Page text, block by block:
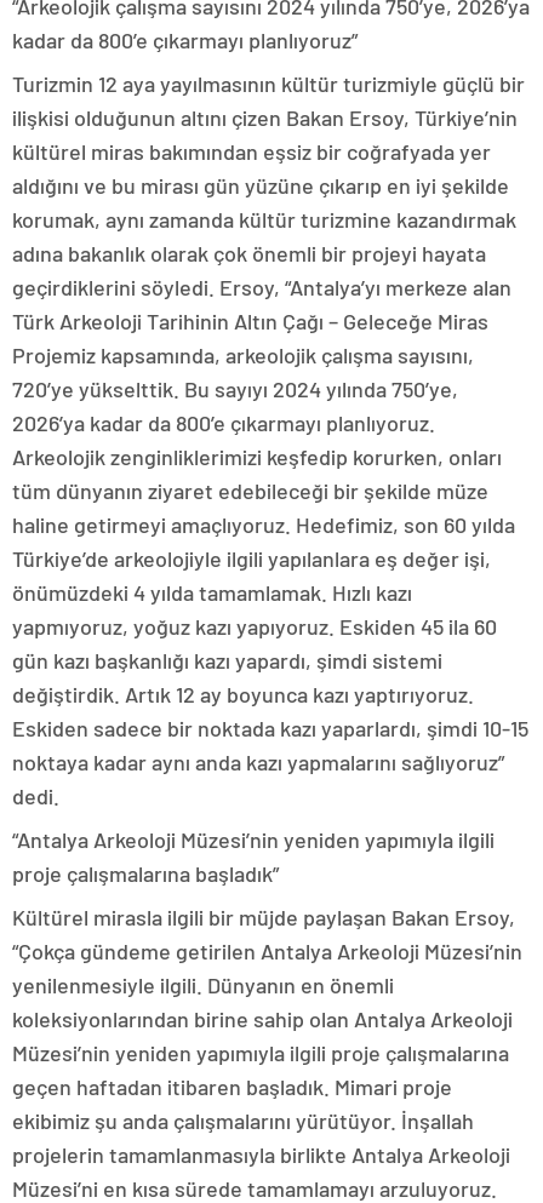
“Arkeolojik çalışma sayısını 2024 yılında 750’ye, 2026’ya
kadar da 800’e çıkarmayı planlıyoruz”
Turizmin 12 aya yayılmasının kültür turizmiyle güçlü bir
ilişkisi olduğunun altını çizen Bakan Ersoy, Türkiye’nin
kültürel miras bakımından eşsiz bir coğrafyada yer
aldığını ve bu mirası gün yüzüne çıkarıp en iyi şekilde
korumak, aynı zamanda kültür turizmine kazandırmak
adına bakanlık olarak çok önemli bir projeyi hayata
geçirdiklerini söyledi. Ersoy, “Antalya’yı merkeze alan
Türk Arkeoloji Tarihinin Altın Çağı – Geleceğe Miras
Projemiz kapsamında, arkeolojik çalışma sayısını,
720’ye yükselttik. Bu sayıyı 2024 yılında 750’ye,
2026’ya kadar da 800’e çıkarmayı planlıyoruz.
Arkeolojik zenginliklerimizi keşfedip korurken, onları
tüm dünyanın ziyaret edebileceği bir şekilde müze
haline getirmeyi amaçlıyoruz. Hedefimiz, son 60 yılda
Türkiye’de arkeolojiyle ilgili yapılanlara eş değer işi,
önümüzdeki 4 yılda tamamlamak. Hızlı kazı
yapmıyoruz, yoğuz kazı yapıyoruz. Eskiden 45 ila 60
gün kazı başkanlığı kazı yapardı, şimdi sistemi
değiştirdik. Artık 12 ay boyunca kazı yaptırıyoruz.
Eskiden sadece bir noktada kazı yaparlardı, şimdi 10-15
noktaya kadar aynı anda kazı yapmalarını sağlıyoruz”
dedi.
“Antalya Arkeoloji Müzesi’nin yeniden yapımıyla ilgili
proje çalışmalarına başladık”
Kültürel mirasla ilgili bir müjde paylaşan Bakan Ersoy,
“Çokça gündeme getirilen Antalya Arkeoloji Müzesi’nin
yenilenmesiyle ilgili. Dünyanın en önemli
koleksiyonlarından birine sahip olan Antalya Arkeoloji
Müzesi’nin yeniden yapımıyla ilgili proje çalışmalarına
geçen haftadan itibaren başladık. Mimari proje
ekibimiz şu anda çalışmalarını yürütüyor. İnşallah
projelerin tamamlanmasıyla birlikte Antalya Arkeoloji
Müzesi’ni en kısa sürede tamamlamayı arzuluyoruz.